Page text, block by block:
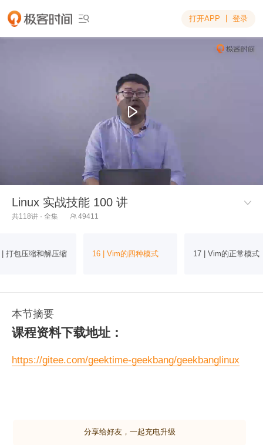
 打开APP 登录
Linux 实战技能 100 讲 
共118讲 · 全集  49411
| 打包压缩和解压缩 16 | Vim的四种模式 17 | Vim的正常模式
本节摘要
课程资料下载地址：
https://gitee.com/geektime-geekbang/geekbanglinux
分享给好友，一起充电升级